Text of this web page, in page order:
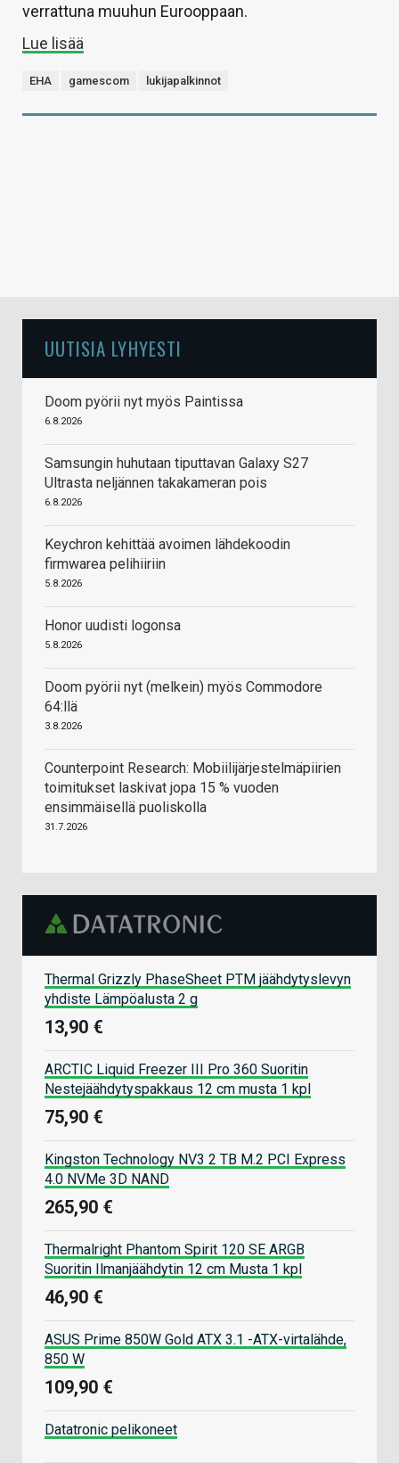
verrattuna muuhun Eurooppaan.
Lue lisää
EHA gamescom lukijapalkinnot
UUTISIA LYHYESTI
Doom pyörii nyt myös Paintissa
6.8.2026
Samsungin huhutaan tiputtavan Galaxy S27
Ultrasta neljännen takakameran pois
6.8.2026
Keychron kehittää avoimen lähdekoodin
firmwarea pelihiiriin
5.8.2026
Honor uudisti logonsa
5.8.2026
Doom pyörii nyt (melkein) myös Commodore
64:llä
3.8.2026
Counterpoint Research: Mobiilijärjestelmäpiirien
toimitukset laskivat jopa 15 % vuoden
ensimmäisellä puoliskolla
31.7.2026
Thermal Grizzly PhaseSheet PTM jäähdytyslevyn
yhdiste Lämpöalusta 2 g
13,90 €
ARCTIC Liquid Freezer III Pro 360 Suoritin
Nestejäähdytyspakkaus 12 cm musta 1 kpl
75,90 €
Kingston Technology NV3 2 TB M.2 PCI Express
4.0 NVMe 3D NAND
265,90 €
Thermalright Phantom Spirit 120 SE ARGB
Suoritin Ilmanjäähdytin 12 cm Musta 1 kpl
46,90 €
ASUS Prime 850W Gold ATX 3.1 -ATX-virtalähde,
850 W
109,90 €
Datatronic pelikoneet